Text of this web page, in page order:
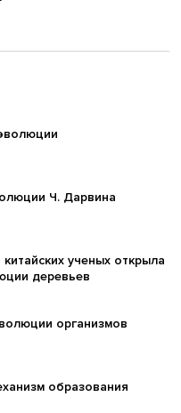
Ч. Дарвина
ученых открыла
деревьев
организмов
образования